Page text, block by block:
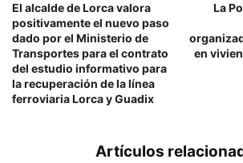
El alcalde de Lorca valora
positivamente el nuevo paso
dado por el Ministerio de
Transportes para el contrato
del estudio informativo para
la recuperación de la línea
ferroviaria Lorca y Guadix
La
en
Artículos